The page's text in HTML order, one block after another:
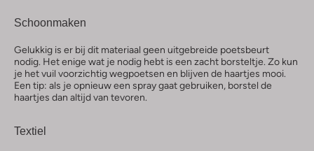
Schoonmaken
Gelukkig is er bij dit materiaal geen uitgebreide poetsbeurt
nodig. Het enige wat je nodig hebt is een zacht borsteltje. Zo kun
je het vuil voorzichtig wegpoetsen en blijven de haartjes mooi.
Een tip: als je opnieuw een spray gaat gebruiken, borstel de
haartjes dan altijd van tevoren.
Textiel